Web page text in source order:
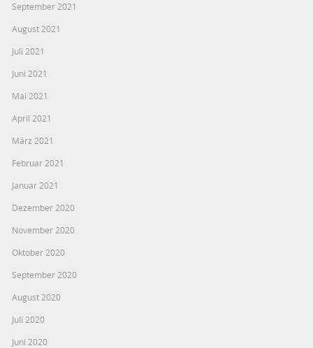
September 2021
August 2021
Juli 2021
Juni 2021
Mai 2021
April 2021
März 2021
Februar 2021
Januar 2021
Dezember 2020
November 2020
Oktober 2020
September 2020
August 2020
Juli 2020
Juni 2020